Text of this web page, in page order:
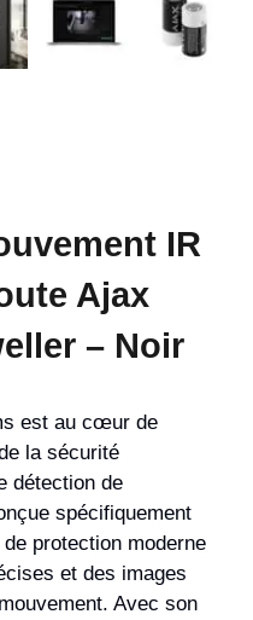
IR
Ajax
– Noir
est au cœur de
la sécurité
détection de
spécifiquement
protection moderne
et des images
Avec son